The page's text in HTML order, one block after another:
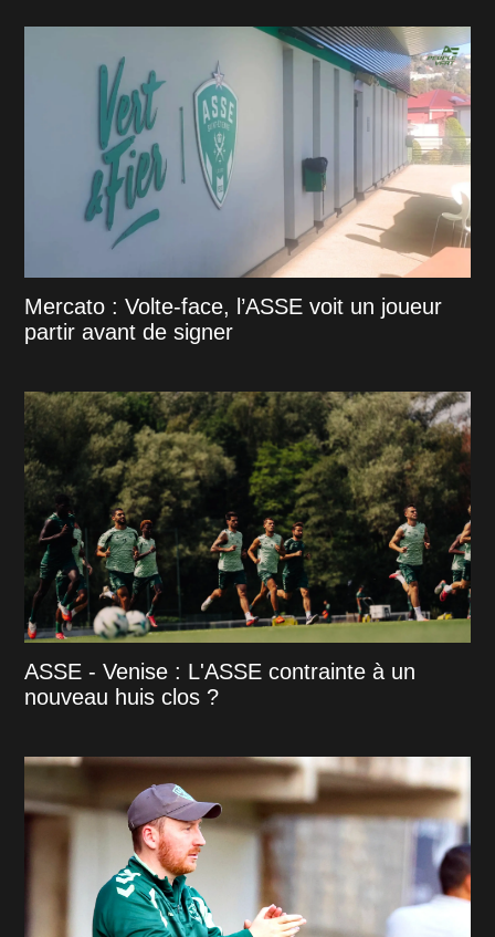
Mercato : Volte-face, l’ASSE voit un joueur
partir avant de signer
ASSE - Venise : L'ASSE contrainte à un
nouveau huis clos ?